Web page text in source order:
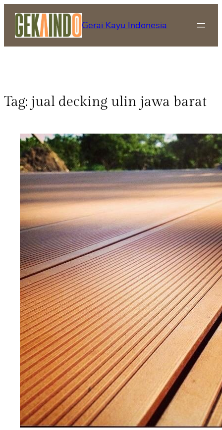
Gerai Kayu Indonesia
Tag: jual decking ulin jawa barat